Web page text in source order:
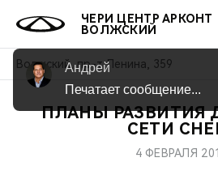
ЧЕРИ ЦЕНТР АРКОНТ
ВОЛЖСКИЙ
Волжский, пр-т Ленина, 359
МОДЕЛИ
МИР CHERY
АКЦИИ
ОНЛАЙН
О
ПЛАНЫ РАЗВИТИЯ
СЕТИ
4 ФЕВРАЛЯ
Андрей
Печатает сообщение...